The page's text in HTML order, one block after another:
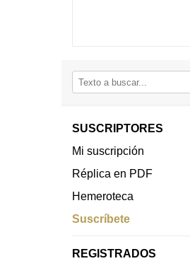
SUSCRIPTORES
Mi suscripción
Réplica en PDF
Hemeroteca
Suscríbete
REGISTRADOS